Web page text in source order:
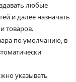
любые
и далее назначать
товаров.
по умолчанию, в
указывать